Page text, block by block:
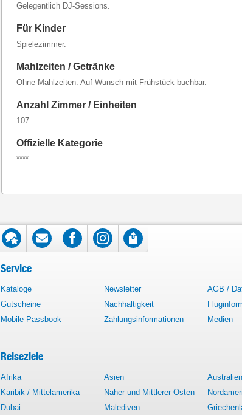
Gelegentlich DJ-Sessions.
Für Kinder
Spielezimmer.
Mahlzeiten / Getränke
Ohne Mahlzeiten. Auf Wunsch mit Frühstück buchbar.
Anzahl Zimmer / Einheiten
107
Offizielle Kategorie
****
Service
Kataloge Newsletter AGB /
Gutscheine
Nachhaltigkeit
Mobile Passbook
Zahlungsinformationen Medien
Reiseziele
Afrika Asien
Karibik / Mittelamerika
Naher und Mittlerer Osten
Dubai
Malediven